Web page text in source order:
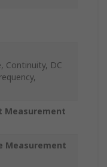
Continuity, DC
Measurement
Measurement